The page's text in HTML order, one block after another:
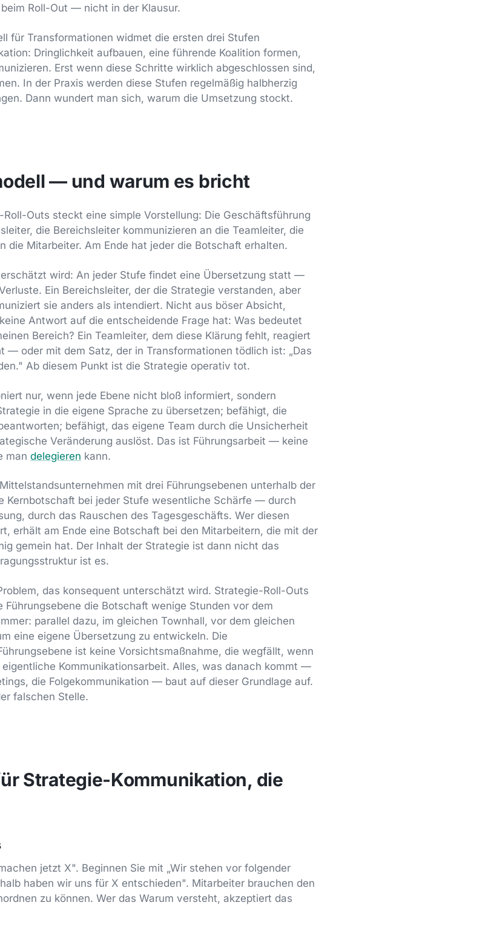
Roll-Out — nicht in der Klausur.
für Transformationen widmet die ersten drei Stufen
Dringlichkeit aufbauen, eine führende Koalition formen,
Erst wenn diese Schritte wirklich abgeschlossen sind,
In der Praxis werden diese Stufen regelmäßig halbherzig
Dann wundert man sich, warum die Umsetzung stockt.
— und warum es bricht
Outs steckt eine simple Vorstellung: Die Geschäftsführung
die Bereichsleiter kommunizieren an die Teamleiter, die
die Mitarbeiter. Am Ende hat jeder die Botschaft erhalten.
wird: An jeder Stufe findet eine Übersetzung statt —
Ein Bereichsleiter, der die Strategie verstanden, aber
sie anders als intendiert. Nicht aus böser Absicht,
Antwort auf die entscheidende Frage hat: Was bedeutet
Bereich? Ein Teamleiter, dem diese Klärung fehlt, reagiert
— oder mit dem Satz, der in Transformationen tödlich ist: „Das
Ab diesem Punkt ist die Strategie operativ tot.
nur, wenn jede Ebene nicht bloß informiert, sondern
in die eigene Sprache zu übersetzen; befähigt, die
befähigt, das eigene Team durch die Unsicherheit
Veränderung auslöst. Das ist Führungsarbeit — keine
man delegieren kann.
mit drei Führungsebenen unterhalb der
Kernbotschaft bei jeder Stufe wesentliche Schärfe — durch
durch das Rauschen des Tagesgeschäfts. Wer diesen
erhält am Ende eine Botschaft bei den Mitarbeitern, die mit der
gemein hat. Der Inhalt der Strategie ist dann nicht das
ist es.
das konsequent unterschätzt wird. Strategie-Roll-Outs
die Botschaft wenige Stunden vor dem
parallel dazu, im gleichen Townhall, vor dem gleichen
eine eigene Übersetzung zu entwickeln. Die
ist keine Vorsichtsmaßnahme, die wegfällt, wenn
Kommunikationsarbeit. Alles, was danach kommt —
die Folgekommunikation — baut auf dieser Grundlage auf.
falschen Stelle.
Strategie-Kommunikation, die
jetzt X". Beginnen Sie mit „Wir stehen vor folgender
haben wir uns für X entschieden". Mitarbeiter brauchen den
zu können. Wer das Warum versteht, akzeptiert das